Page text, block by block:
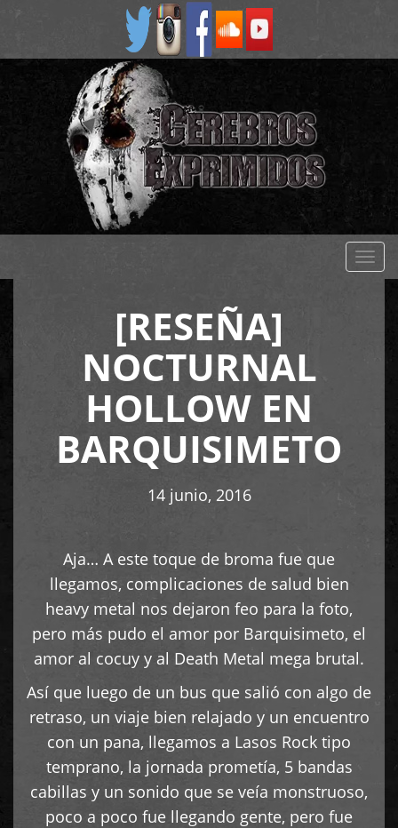
[RESEÑA]
NOCTURNAL
HOLLOW EN
BARQUISIMETO
14 junio, 2016
Aja… A este toque de broma fue que
llegamos, complicaciones de salud bien
heavy metal nos dejaron feo para la foto,
pero más pudo el amor por Barquisimeto, el
amor al cocuy y al Death Metal mega brutal.
Así que luego de un bus que salió con algo de
retraso, un viaje bien relajado y un encuentro
con un pana, llegamos a Lasos Rock tipo
temprano, la jornada prometía, 5 bandas
cabillas y un sonido que se veía monstruoso,
poco a poco fue llegando gente, pero fue